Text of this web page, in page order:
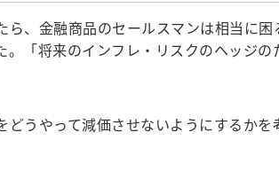
、金融商品のセールスマンは相当に
「将来のインフレ・リスクのヘッジ
うやって減価させないようにするか